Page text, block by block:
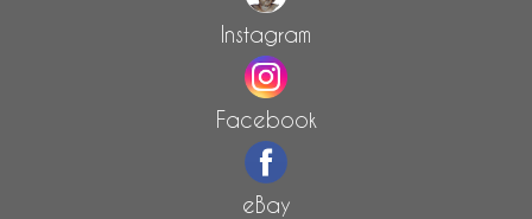
Instagram
Facebook
eBay